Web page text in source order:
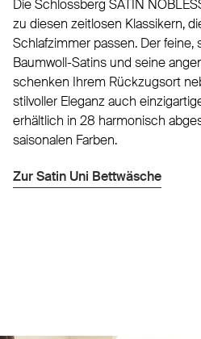
Die Schlossberg SATIN
zu diesen zeitlosen Klassikern,
Schlafzimmer passen. Der feine,
Baumwoll-Satins und seine
schenken Ihrem Rückzugsort
stilvoller Eleganz auch
erhältlich in 28 harmonisch
saisonalen Farben.
Zur Satin Uni Bettwäsche